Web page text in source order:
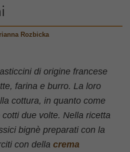
Rozbicka
di origine francese
farina e burro. La loro
cottura, in quanto come
due volte. Nella ricetta
bignè preparati con la
con della crema